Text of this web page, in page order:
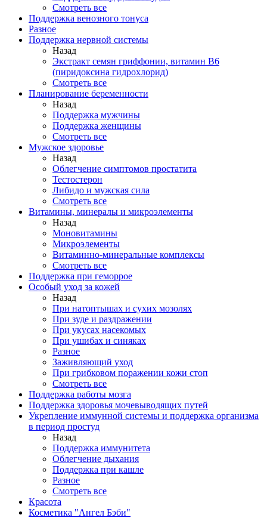
Смотреть все
Поддержка венозного тонуса
Разное
Поддержка нервной системы
Назад
Экстракт семян гриффонии, витамин В6
(пиридоксина гидрохлорид)
Смотреть все
Планирование беременности
Назад
Поддержка мужчины
Поддержка женщины
Смотреть все
Мужское здоровье
Назад
Облегчение симптомов простатита
Тестостерон
Либидо и мужская сила
Смотреть все
Витамины, минералы и микроэлементы
Назад
Моновитамины
Микроэлементы
Витаминно-минеральные комплексы
Смотреть все
Поддержка при геморрое
Особый уход за кожей
Назад
При натоптышах и сухих мозолях
При зуде и раздражении
При укусах насекомых
При ушибах и синяках
Разное
Заживляющий уход
При грибковом поражении кожи стоп
Смотреть все
Поддержка работы мозга
Поддержка здоровья мочевыводящих путей
Укрепление иммунной системы и поддержка организма
в период простуд
Назад
Поддержка иммунитета
Облегчение дыхания
Поддержка при кашле
Разное
Смотреть все
Красота
Косметика "Ангел Бэби"